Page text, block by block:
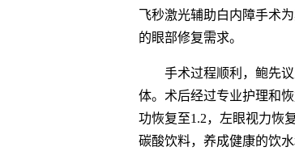
飞秒激光辅助白内障手术
的眼部修复需求。
手术过程顺利，鲍先
体。术后经过专业护理和
功恢复至1.2，左眼视力恢
碳酸饮料，养成健康的饮水